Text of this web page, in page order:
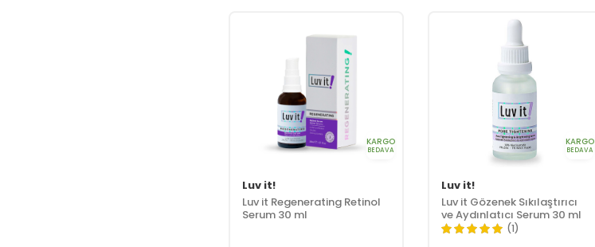
KARGO
BEDAVA
Luv it!
Luv it Regenerating Retinol
Serum 30 ml
KARGO
BEDAVA
Luv it!
Luv it Gözenek Sıkılaştırıcı
ve Aydınlatıcı Serum 30 ml
(1)